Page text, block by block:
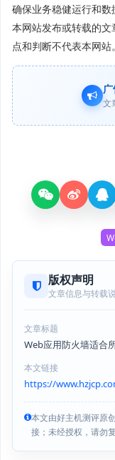
确保业务稳健运行和数
本网站发布或转载的
点和判断不代表本网站。
文
版权声明
文章信息与转载
文章标题
Web应用防火墙适合
本文链接
https://
本文由好主机测评原
接；未经授权，请勿